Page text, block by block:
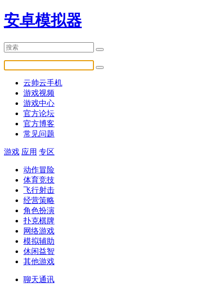
安卓模拟器
云帅云手机
游戏视频
游戏中心
官方论坛
官方博客
常见问题
游戏 应用 专区
动作冒险
体育竞技
飞行射击
经营策略
角色扮演
扑克棋牌
网络游戏
模拟辅助
休闲益智
其他游戏
聊天通讯